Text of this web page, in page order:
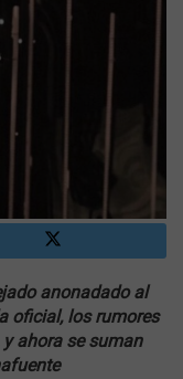
anonadado al
oficial, los rumores
y ahora se suman